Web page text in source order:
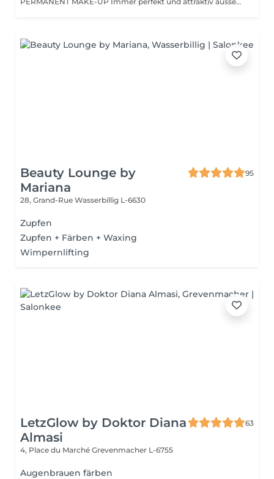
Beauty Lounge by
Mariana
95
28, Grand-Rue Wasserbillig L-6630
Zupfen
Zupfen + Färben + Waxing
Wimpernlifting
LetzGlow by Doktor Diana
Almasi
63
4, Place du Marché Grevenmacher L-6755
Augenbrauen färben